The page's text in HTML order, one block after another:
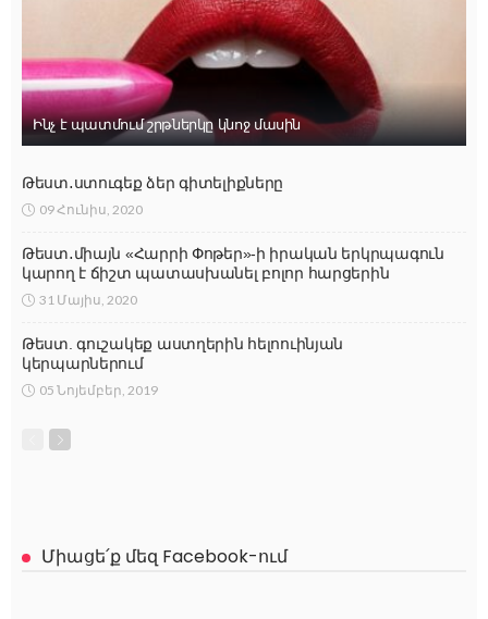
Ինչ է պատմում շրթներկը կնոջ մասին
Թեստ․ստուգեք ձեր գիտելիքները
09 Հունիս, 2020
Թեստ․միայն «Հարրի Փոթեր»-ի իրական երկրպագուն
կարող է ճիշտ պատասխանել բոլոր հարցերին
31 Մայիս, 2020
Թեստ. գուշակեք աստղերին հելոուինյան
կերպարներում
05 Նոյեմբեր, 2019
Միացե՛ք մեզ Facebook-ում